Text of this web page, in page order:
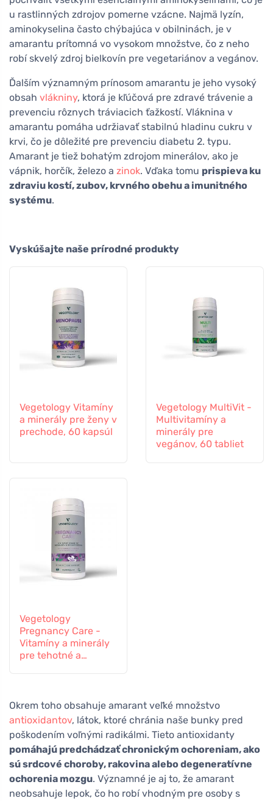
u rastlinných zdrojov pomerne vzácne. Najmä lyzín,
aminokyselina často chýbajúca v obilninách, je v
amarantu prítomná vo vysokom množstve, čo z neho
robí skvelý zdroj bielkovín pre vegetariánov a vegánov.
Ďalším významným prínosom amarantu je jeho vysoký
obsah vlákniny, ktorá je kľúčová pre zdravé trávenie a
prevenciu rôznych tráviacich ťažkostí. Vláknina v
amarantu pomáha udržiavať stabilnú hladinu cukru v
krvi, čo je dôležité pre prevenciu diabetu 2. typu.
Amarant je tiež bohatým zdrojom minerálov, ako je
vápnik, horčík, železo a zinok. Vďaka tomu prispieva ku
zdraviu kostí, zubov, krvného obehu a imunitného
systému.
Vyskúšajte naše prírodné produkty
Vegetology Vitamíny
a minerály pre ženy v
prechode, 60 kapsúl
Vegetology MultiVit -
Multivitamíny a
minerály pre
vegánov, 60 tabliet
Vegetology
Pregnancy Care -
Vitamíny a minerály
pre tehotné a
Okrem toho obsahuje amarant veľké množstvo
antioxidantov, látok, ktoré chránia naše bunky pred
poškodením voľnými radikálmi. Tieto antioxidanty
pomáhajú predchádzať chronickým ochoreniam, ako
sú srdcové choroby, rakovina alebo degeneratívne
ochorenia mozgu. Významné je aj to, že amarant
neobsahuje lepok, čo ho robí vhodným pre osoby s